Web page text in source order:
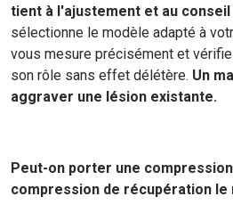
tient à l'ajustement et au conseil
sélectionne le modèle adapté à
vous mesure précisément et
son rôle sans effet délétère. Un
aggraver une lésion existante.
Peut-on porter une
compression de récupération le